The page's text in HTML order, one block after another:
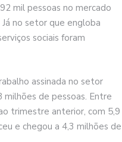
mil pessoas no mercado
no setor que engloba
sociais foram
assinada no setor
de pessoas. Entre
trimestre anterior, com 5,9
e chegou a 4,3 milhões de